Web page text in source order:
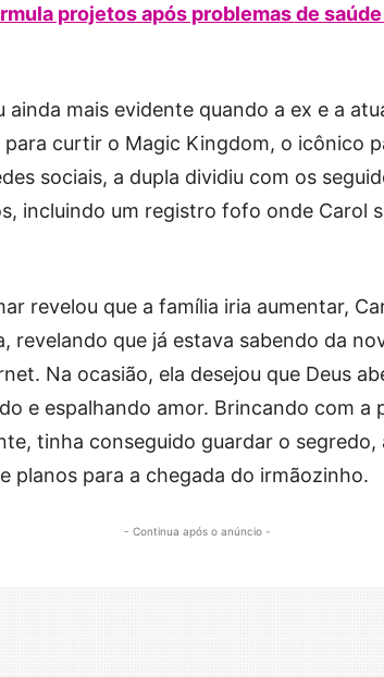
projetos após problemas de saúde
ainda mais evidente quando a ex e a
curtir o Magic Kingdom, o icônico
sociais, a dupla dividiu com os
incluindo um registro fofo onde Carol
revelou que a família iria aumentar,
revelando que já estava sabendo da
Na ocasião, ela desejou que Deus
e espalhando amor. Brincando com a
tinha conseguido guardar o
planos para a chegada do irmãozinho.
- Continua após o anúncio -